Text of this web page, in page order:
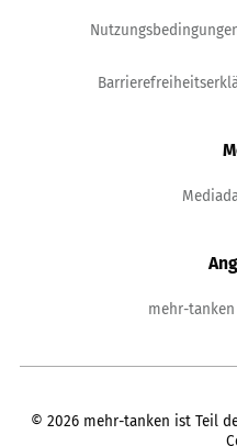
mehr-
© 2026 mehr-tanken ist Teil